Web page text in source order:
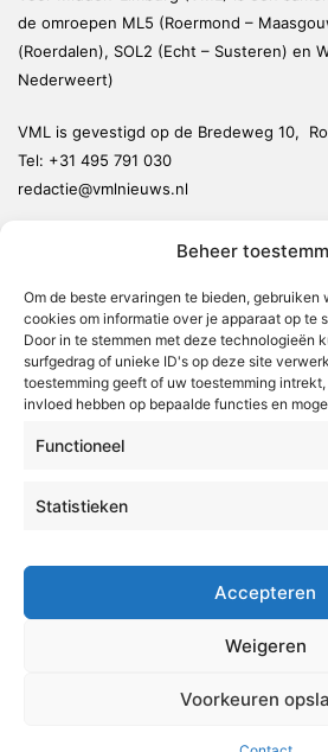
Beheer
Om de beste ervaringen te bieden,
cookies om informatie over je apparaat op te
Door in te stemmen met deze technologieën
surfgedrag of unieke ID's op deze site
toestemming geeft of uw toestemming
invloed hebben op bepaalde functies en
Functioneel
Statistieken
Accepteren
Weigeren
Voorkeuren
de omroepen ML5 (Roermond –
(Roerdalen), SOL2 (Echt – Susteren) en
Nederweert)
VML is gevestigd op de Bredeweg 10,
Tel: +31 495 791 030
redactie@vmlnieuws.nl
Leudal
Maasgouw
Echt-Susteren
Radio & TV